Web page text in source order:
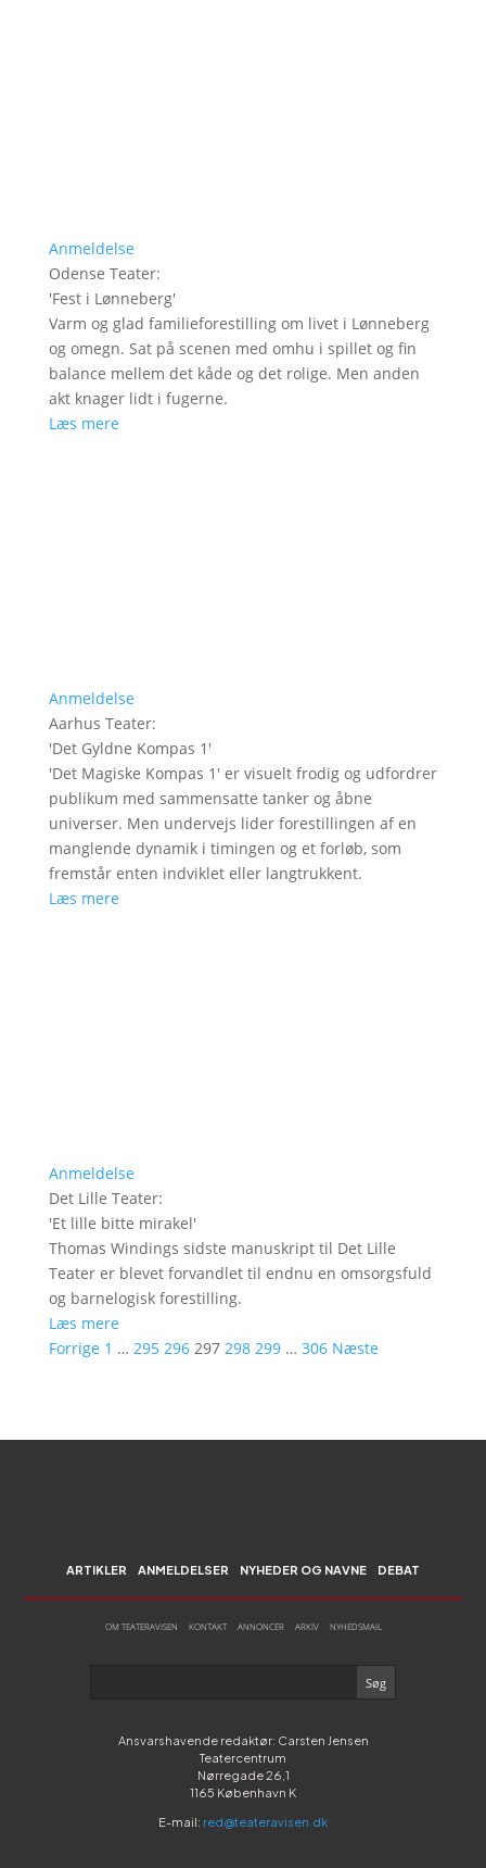
Anmeldelse
Odense Teater:
'Fest i Lønneberg'
Varm og glad familieforestilling om livet i Lønneberg
og omegn. Sat på scenen med omhu i spillet og fin
balance mellem det kåde og det rolige. Men anden
akt knager lidt i fugerne.
Læs mere
Anmeldelse
Aarhus Teater:
'Det Gyldne Kompas 1 '
'Det Magiske Kompas 1' er visuelt frodig og udfordrer
publikum med sammensatte tanker og åbne
universer. Men undervejs lider forestillingen af en
manglende dynamik i timingen og et forløb, som
fremstår enten indviklet eller langtrukkent.
Læs mere
Anmeldelse
Det Lille Teater:
'Et lille bitte mirakel'
Thomas Windings sidste manuskript til Det Lille
Teater er blevet forvandlet til endnu en omsorgsfuld
og barnelogisk forestilling.
Læs mere
Forrige 1 … 295 296 297 298 299 … 306 Næste
ARTIKLER ANMELDELSER NYHEDER OG NAVNE DEBAT
OM TEATERAVISEN KONTAKT ANNONCER ARKIV NYHEDSMAIL
Ansvarshavende redaktør: Carsten Jensen
Teatercentrum
Nørregade 26,1
1165 København K
E-mail: red@teateravisen.dk